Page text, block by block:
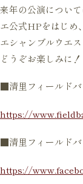
来年の公演につい
エ公式HPをはじめ
エシャンブルウエ
どうぞお楽しみに！
■清里フィールド
https://
■清里フィールド
https://